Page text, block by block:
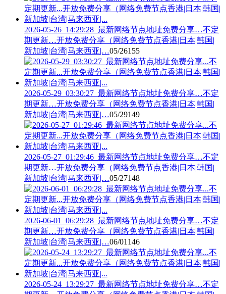
2026-05-26_14:29:28_最新网络节点地址免费分享…不定
期更新…开放免费分享（网络免费节点香港|日本|韩国|
新加坡|台湾|马来西亚|…05/26155
2026-05-29_03:30:27_最新网络节点地址免费分享…不定
期更新…开放免费分享（网络免费节点香港|日本|韩国|
新加坡|台湾|马来西亚|…05/29149
2026-05-27_01:29:46_最新网络节点地址免费分享…不定
期更新…开放免费分享（网络免费节点香港|日本|韩国|
新加坡|台湾|马来西亚|…05/27148
2026-06-01_06:29:28_最新网络节点地址免费分享…不定
期更新…开放免费分享（网络免费节点香港|日本|韩国|
新加坡|台湾|马来西亚|…06/01 146
2026-05-24_13:29:27_最新网络节点地址免费分享…不定